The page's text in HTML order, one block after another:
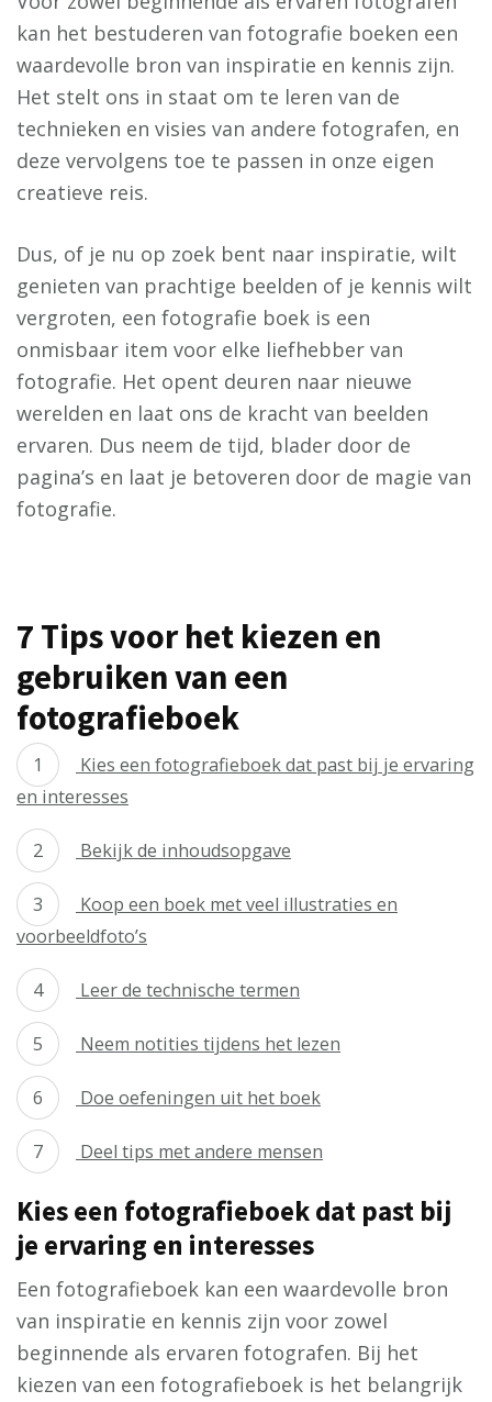
kan het bestuderen van fotografie boeken een
waardevolle bron van inspiratie en kennis zijn.
Het stelt ons in staat om te leren van de
technieken en visies van andere fotografen, en
deze vervolgens toe te passen in onze eigen
creatieve reis.
Dus, of je nu op zoek bent naar inspiratie, wilt
genieten van prachtige beelden of je kennis wilt
vergroten, een fotografie boek is een
onmisbaar item voor elke liefhebber van
fotografie. Het opent deuren naar nieuwe
werelden en laat ons de kracht van beelden
ervaren. Dus neem de tijd, blader door de
pagina’s en laat je betoveren door de magie van
fotografie.
7 Tips voor het kiezen en
gebruiken van een
fotografieboek
Kies een fotografieboek dat past bij je ervaring
en interesses
Bekijk de inhoudsopgave
Koop een boek met veel illustraties en
voorbeeldfoto’s
Leer de technische termen
Neem notities tijdens het lezen
Doe oefeningen uit het boek
Deel tips met andere mensen
Kies een fotografieboek dat past bij
je ervaring en interesses
Een fotografieboek kan een waardevolle bron
van inspiratie en kennis zijn voor zowel
beginnende als ervaren fotografen. Bij het
kiezen van een fotografieboek is het belangrijk